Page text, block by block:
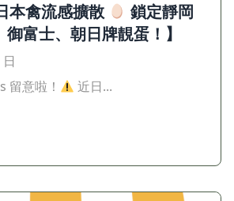
本禽流感擴散
鎖定靜岡
富士、朝日牌靚蛋！】
留意啦！
近日...